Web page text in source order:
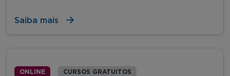
Saiba mais
ONLINE CURSOS GRATUITOS